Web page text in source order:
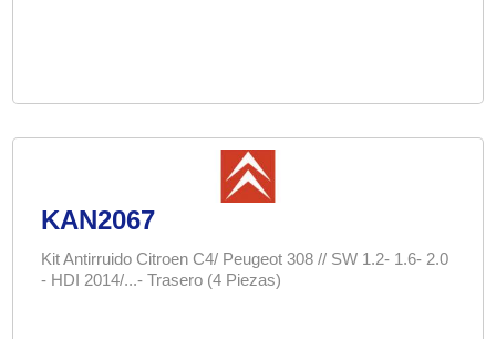
KAN2067
Kit Antirruido Citroen C4/ Peugeot 308 // SW 1.2- 1.6- 2.0
- HDI 2014/...- Trasero (4 Piezas)